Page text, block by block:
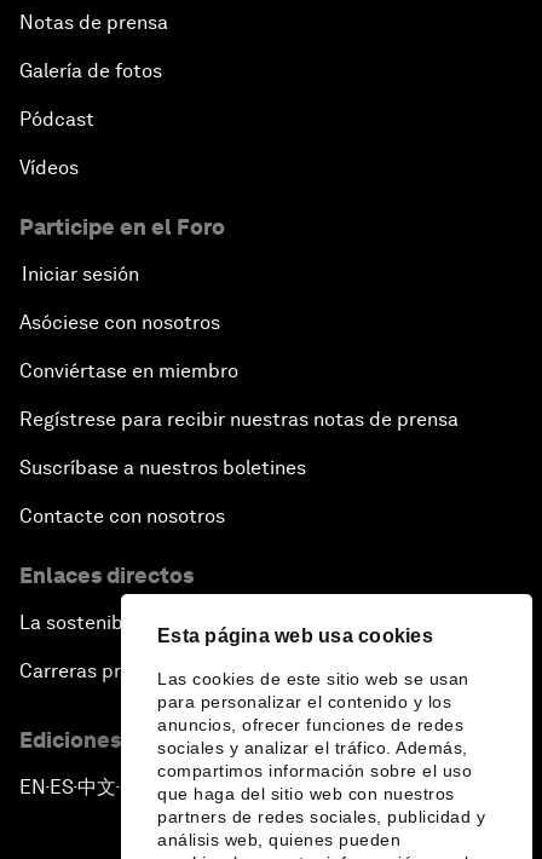
Esta página web usa cookies
Las cookies de este sitio web se usan
para personalizar el contenido y los
anuncios, ofrecer funciones de redes
sociales y analizar el tráfico. Además,
compartimos información sobre el uso
que haga del sitio web con nuestros
partners de redes sociales, publicidad y
análisis web, quienes pueden
Notas de prensa
Galería de fotos
Pódcast
Vídeos
Participe en el Foro
Iniciar sesión
Asóciese con nosotros
Conviértase en miembro
Regístrese para recibir nuestras notas de prensa
Suscríbase a nuestros boletines
Contacte con nosotros
Enlaces directos
La sostenibilidad en el Foro
Carreras profesionales
Ediciones en otros idiomas
EN ▪ ES▪中文▪ 日本語